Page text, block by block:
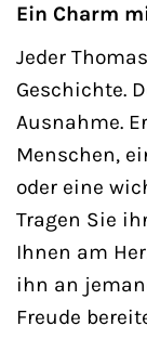
Ein Charm
Jeder
Geschichte.
Ausnahme.
Menschen,
oder eine
Tragen Sie
Ihnen am
ihn an
Freude